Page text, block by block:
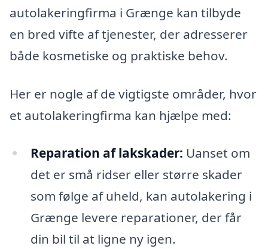
autolakeringfirma i Grænge kan tilbyde
en bred vifte af tjenester, der adresserer
både kosmetiske og praktiske behov.
Her er nogle af de vigtigste områder, hvor
et autolakeringfirma kan hjælpe med:
Reparation af lakskader: Uanset om
det er små ridser eller større skader
som følge af uheld, kan autolakering i
Grænge levere reparationer, der får
din bil til at ligne ny igen.